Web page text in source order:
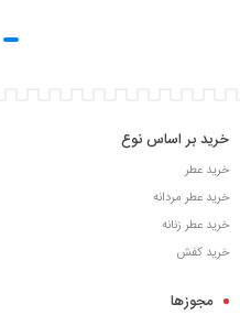
خرید بر اساس نوع
خرید عطر
خرید عطر مردانه
خرید عطر زنانه
خرید کفش
مجوزها